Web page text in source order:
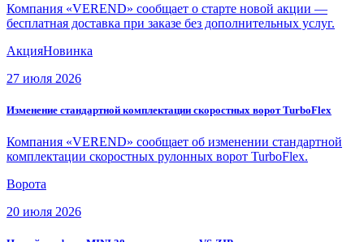
Компания «VEREND» сообщает о старте новой акции —
бесплатная доставка при заказе без дополнительных услуг.
АкцияНовинка
27 июля 2026
Изменение стандартной комплектации скоростных ворот TurboFlex
Компания «VEREND» сообщает об изменении стандартной
комплектации скоростных рулонных ворот TurboFlex.
Ворота
20 июля 2026